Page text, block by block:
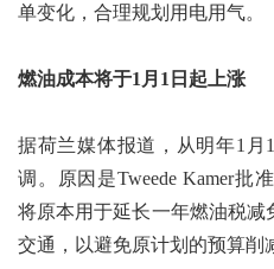
单变化，合理规划用电用气。
燃油成本将于1月1日起上涨
据荷兰媒体报道，从明年1月
调。原因是Tweede Kamer批
将原本用于延长一年燃油税
交通，以避免原计划的预算削